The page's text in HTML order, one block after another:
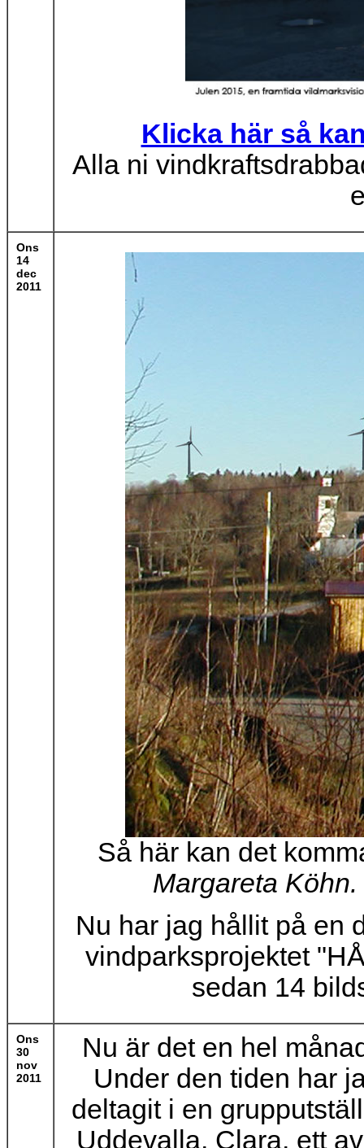
Klicka här så
Alla ni
Ons
14
dec
2011
Så här kan det
Margareta
Nu har jag hållit på en
vindparksprojektet
sedan 14
Ons
30
nov
2011
Nu är det en hel
Under den tiden har
deltagit i en
Uddevalla, Clara, ett